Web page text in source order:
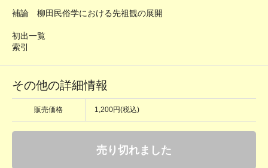
補論 柳田民俗学における先祖観の展開
初出一覧
索引
その他の詳細情報
販売価格 1,200円(税込)
売り切れました